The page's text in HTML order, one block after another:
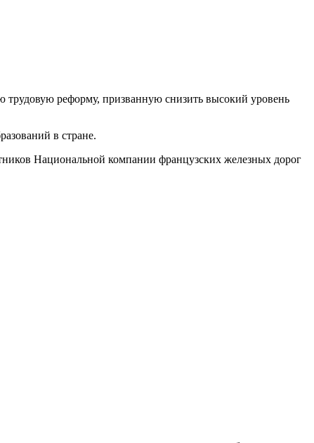
реформу, призванную снизить высокий уровень
в стране.
Национальной компании французских железных дорог